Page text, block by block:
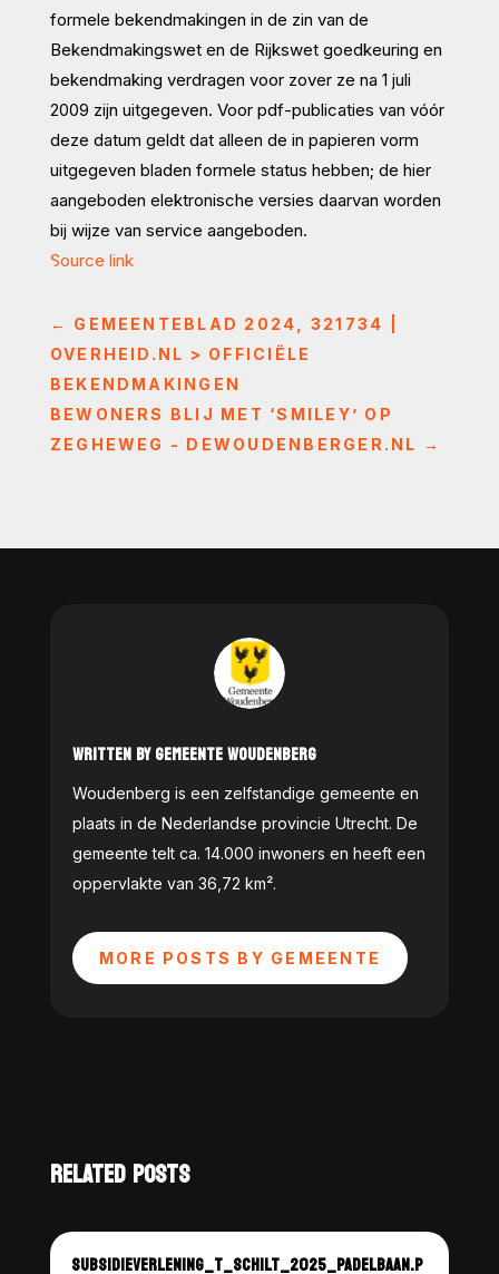
formele bekendmakingen in de zin van de
Bekendmakingswet en de Rijkswet goedkeuring en
bekendmaking verdragen voor zover ze na 1 juli
2009 zijn uitgegeven. Voor pdf-publicaties van vóór
deze datum geldt dat alleen de in papieren vorm
uitgegeven bladen formele status hebben; de hier
aangeboden elektronische versies daarvan worden
bij wijze van service aangeboden.
Source link
← GEMEENTEBLAD 2024, 321734 |
OVERHEID.NL > OFFICIËLE
BEKENDMAKINGEN
BEWONERS BLIJ MET ‘SMILEY’ OP
ZEGHEWEG - DEWOUDENBERGER.NL →
WRITTEN BY GEMEENTE WOUDENBERG
Woudenberg is een zelfstandige gemeente en
plaats in de Nederlandse provincie Utrecht. De
gemeente telt ca. 14.000 inwoners en heeft een
oppervlakte van 36,72 km².
MORE POSTS BY GEMEENTE
RELATED POSTS
SUBSIDIEVERLENING_T_SCHILT_2025_PADELBAAN.P